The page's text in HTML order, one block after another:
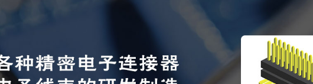
浙江板对板连接器--公座
浙江板对板连接器--牛角
浙江板对线连接器--WAFER
经营理念
组织架构
公司新闻
技术知识
成功案例